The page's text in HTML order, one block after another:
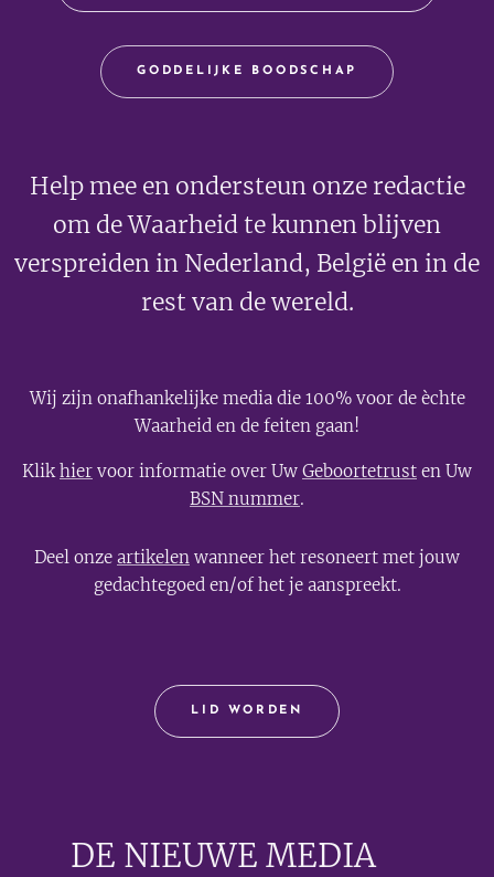
GODDELIJKE BOODSCHAP
Help mee en ondersteun onze redactie
om de Waarheid te kunnen blijven
verspreiden in Nederland, België en in de
rest van de wereld.
Wij zijn onafhankelijke media die 100% voor de èchte
Waarheid en de feiten gaan!
Klikhier voor informatie over Uw Geboortetrust en Uw
BSN nummer.
Deel onze artikelen wanneer het resoneert met jouw
gedachtegoed en/of het je aanspreekt.
LID WORDEN
DE NIEUWE MEDIA🟣